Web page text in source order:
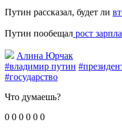
Путин рассказал, будет ли
Путин пообещал рост
Алина Юрчак
#владимир путин
#государство
Что думаешь?
0 0 0 0 0 0